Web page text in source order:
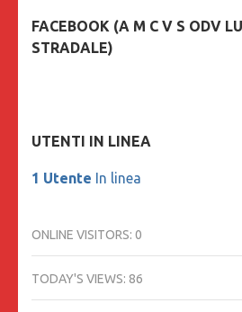
FACEBOOK (A M C V S ODV
STRADALE)
UTENTI IN LINEA
1 Utente In linea
ONLINE VISITORS: 0
TODAY'S VIEWS: 86